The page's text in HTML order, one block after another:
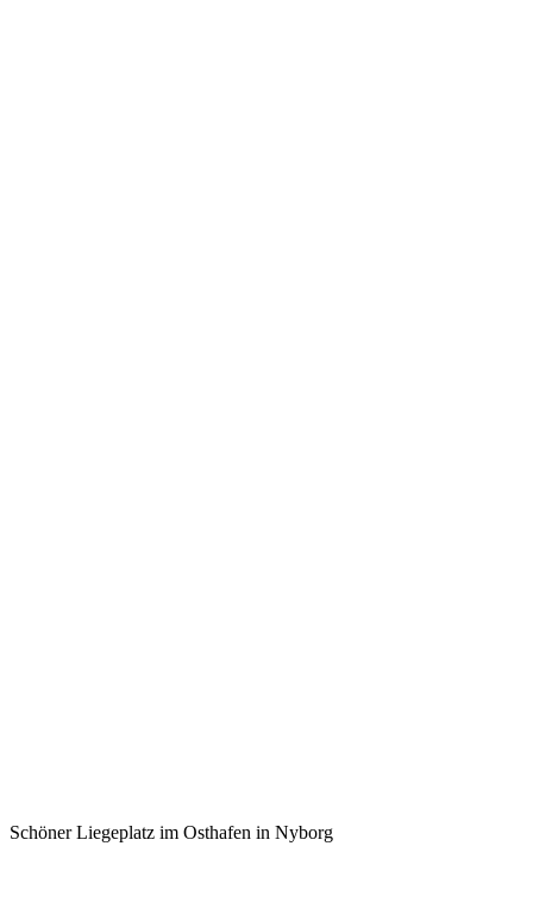
Schöner Liegeplatz im Osthafen in Nyborg